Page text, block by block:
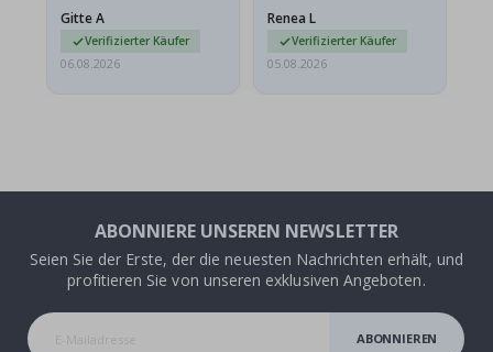
Gitte A
Verifizierter Käufer
06.08.2026
beschädigt…
Renea L
Verifizierter Käufer
05.08.2026
ABONNIERE UNSEREN NEWSLETTER
Seien Sie der Erste, der die neuesten Nachrichten erhält, und
profitieren Sie von unseren exklusiven Angeboten.
ABONNIEREN